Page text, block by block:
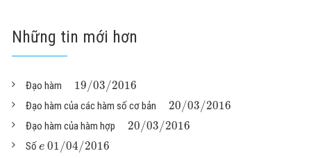
Những tin mới hơn
Đạo hàm 19/03/2016
Đạo hàm của các hàm số cơ bản 20/03/2016
Đạo hàm của hàm hợp 20/03/2016
Sốe 01/04/2016